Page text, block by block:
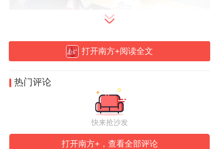
越秀区建设街道、越秀区“小个专”党委、广
州市医疗行业协会民营医疗分会、广州道路
运输行业协会和爱心企业代表等分别为到场
的骑手们提供了专业的外科、内科、骨科、
康复科等医疗义诊服务。
活动同时开展了关于电动自行车安全、反诈
打开南方+阅读全文
热门评论
快来抢沙发
打开南方+，查看全部评论